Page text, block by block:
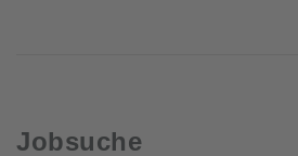
Jobsuche